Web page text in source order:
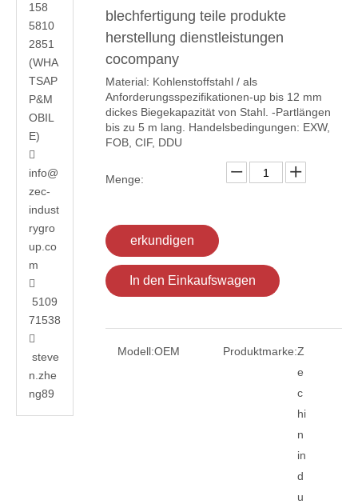
158
5810
2851
(WHA
TSAP
P&M
OBIL
E)

info@
zec-
indust
rygro
up.co
m

5109
71538

steve
n.zhe
ng89
blechfertigung teile produkte
herstellung dienstleistungen
cocompany
Material: Kohlenstoffstahl / als
Anforderungsspezifikationen-up bis 12 mm
dickes Biegekapazität von Stahl. -Partlängen
bis zu 5 m lang. Handelsbedingungen: EXW,
FOB, CIF, DDU
Menge:
erkundigen
In den Einkaufswagen
Modell:OEM Produktmarke:Z
e
c
hi
n
in
d
u